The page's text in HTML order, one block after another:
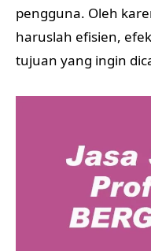
pengguna. Oleh
haruslah efisien,
tujuan yang ingin